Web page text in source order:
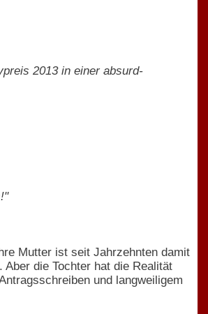
2013 in einer absurd-
Mutter ist seit Jahrzehnten damit
die Tochter hat die Realität
und langweiligem